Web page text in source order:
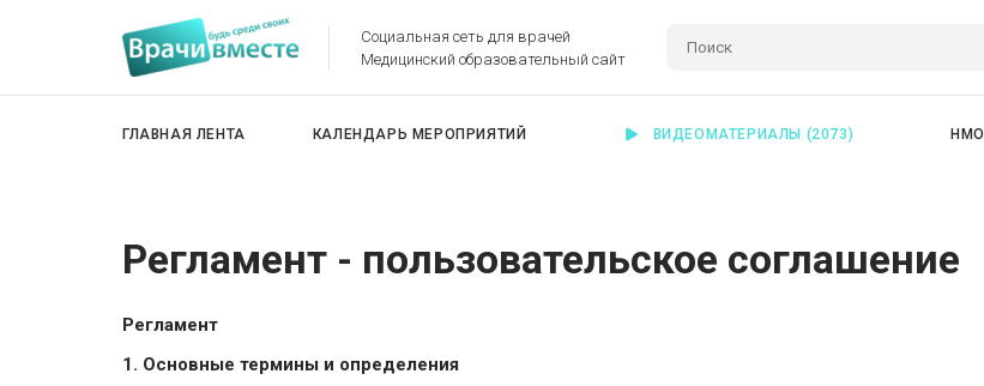
Социальная сеть для врачей
Медицинский образовательный сайт
ГЛАВНАЯ ЛЕНТА КАЛЕНДАРЬ МЕРОПРИЯТИЙ ВИДЕОМАТЕРИАЛЫ (2073) НМО
Регламент - пользовательское соглашение
Регламент
1. Основные термины и определения